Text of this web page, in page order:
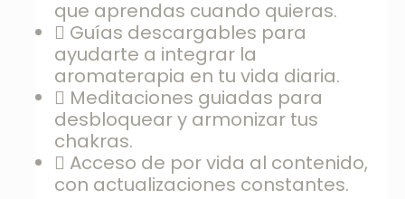
que aprendas cuando quieras.
Guías descargables para
ayudarte a integrar la
aromaterapia en tu vida diaria.
Meditaciones guiadas para
desbloquear y armonizar tus
chakras.
Acceso de por vida al contenido,
con actualizaciones constantes.